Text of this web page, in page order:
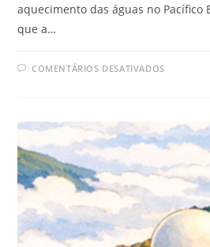
aquecimento das águas no Pacífico
que a…
COMENTÁRIOS DESATIVADOS